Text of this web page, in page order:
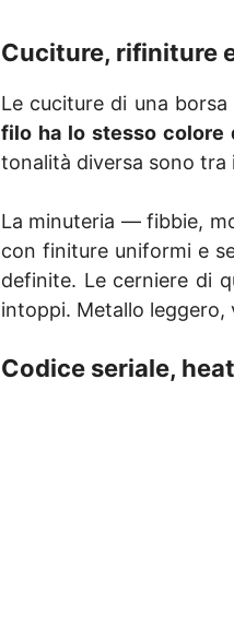
Cuciture, rifiniture
Le cuciture di una
filo ha lo stesso colore
tonalità diversa sono tra
La minuteria — fibbie,
con finiture uniformi e
definite. Le cerniere di
intoppi. Metallo leggero,
Codice seriale,